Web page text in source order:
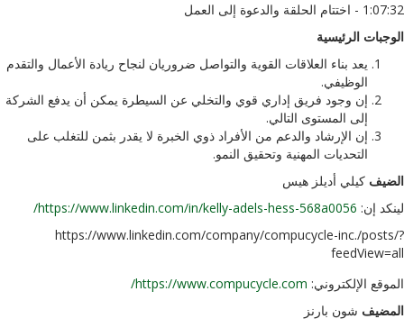
1:07:32 - اختتام الحلقة والدعوة إلى العمل
الوجبات الرئيسية
يعد بناء العلاقات القوية والتواصل ضروريان لنجاح ريادة الأعمال والتقدم
الوظيفي.
إن وجود فريق إداري قوي والتخلي عن السيطرة يمكن أن يدفع الشركة
إلى المستوى التالي.
إن الإرشاد والدعم من الأفراد ذوي الخبرة لا يقدر بثمن للتغلب على
التحديات المهنية وتحقيق النمو.
الضيف كيلي أديلز هيس
لينكد إن: https://www.linkedin.com/in/kelly-adels-hess-568a0056/
https://www.linkedin.com/company/compucycle-inc./posts/?
feedView=all
الموقع الإلكتروني: https://www.compucycle.com/
المضيف شون بارنز